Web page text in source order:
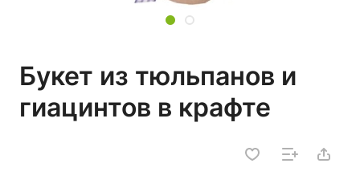
Букет из тюльпанов и
гиацинтов в крафте